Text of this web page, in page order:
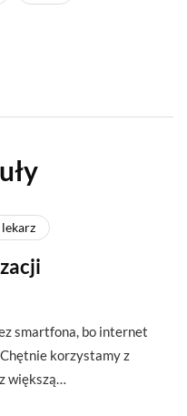
smartfona, bo internet
korzystamy z
większą…